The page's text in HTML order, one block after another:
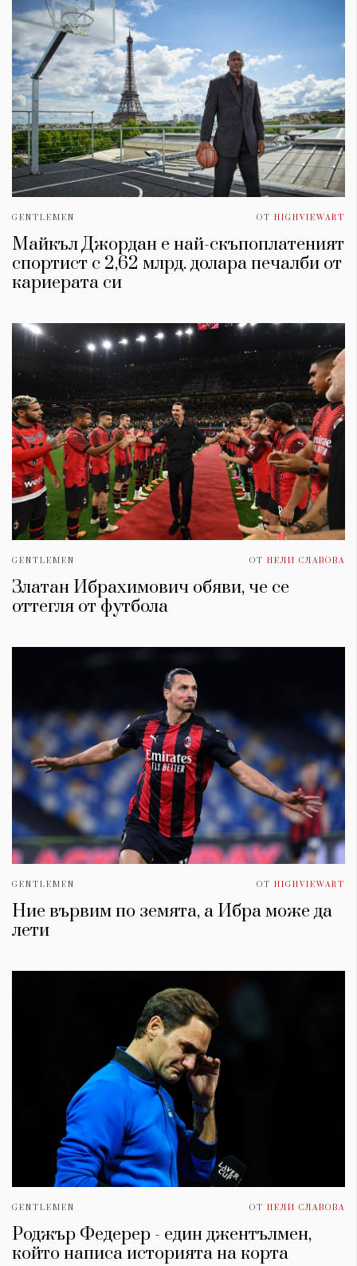
GENTLEMEN ОТ HIGHVIEWART
Майкъл Джордан е най-скъпоплатеният
спортист с 2,62 млрд. долара печалби от
кариерата си
GENTLEMEN ОТ НЕЛИ СЛАВОВА
Златан Ибрахимович обяви, че се
оттегля от футбола
GENTLEMEN ОТ HIGHVIEWART
Ние вървим по земята, а Ибра може да
лети
GENTLEMEN ОТ НЕЛИ СЛАВОВА
Роджър Федерер - един джентълмен,
който написа историята на корта